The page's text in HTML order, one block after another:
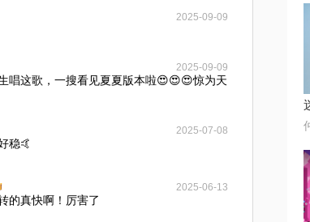
2025-09-09
2025-09-09
唱这歌，一搜看见夏夏版本啦😍😍😍惊为天
2025-07-08
稳🤙
2025-06-13
的真快啊！厉害了